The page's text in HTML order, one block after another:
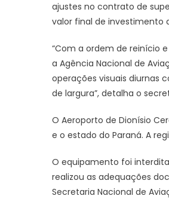
ajustes no contrato de
valor final de investimento
“Com a ordem de reinício
a Agência Nacional de
operações visuais diurnas
de largura”, detalha o
O Aeroporto de Dionísio
e o estado do Paraná. A
O equipamento foi
realizou as adequações
Secretaria Nacional de